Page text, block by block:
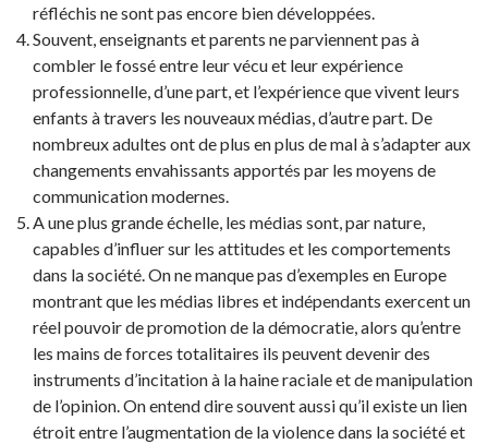
réfléchis ne sont pas encore bien développées.
Souvent, enseignants et parents ne parviennent pas à
combler le fossé entre leur vécu et leur expérience
professionnelle, d’une part, et l’expérience que vivent leurs
enfants à travers les nouveaux médias, d’autre part. De
nombreux adultes ont de plus en plus de mal à s’adapter aux
changements envahissants apportés par les moyens de
communication modernes.
A une plus grande échelle, les médias sont, par nature,
capables d’influer sur les attitudes et les comportements
dans la société. On ne manque pas d’exemples en Europe
montrant que les médias libres et indépendants exercent un
réel pouvoir de promotion de la démocratie, alors qu’entre
les mains de forces totalitaires ils peuvent devenir des
instruments d’incitation à la haine raciale et de manipulation
de l’opinion. On entend dire souvent aussi qu’il existe un lien
étroit entre l’augmentation de la violence dans la société et